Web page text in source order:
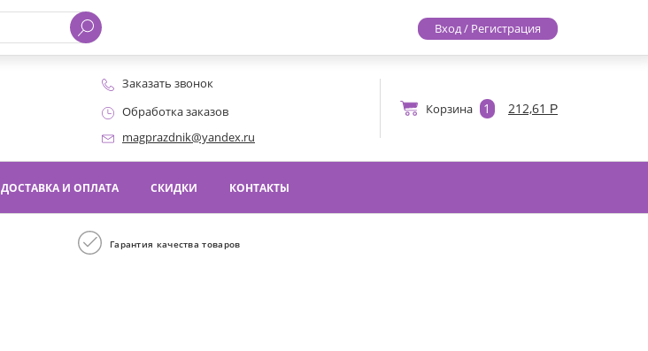
Вход / Регистрация
Заказать звонок
Обработка заказов
magprazdnik@yandex.ru
Корзина 1 212,61
ДОСТАВКА И ОПЛАТА СКИДКИ КОНТАКТЫ
Гарантия качества товаров